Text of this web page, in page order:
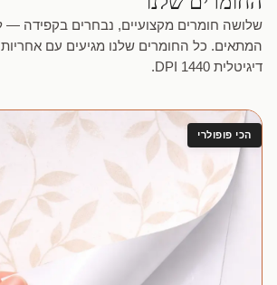
שלושה חומרים מקצועיים, נבחרים בקפידה —
המתאים. כל החומרים שלנו מגיעים עם
דיגיטלית 1440 DPI.
הכי פופולרי